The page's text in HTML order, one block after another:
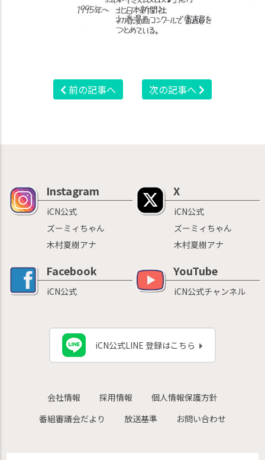
前の記事へ 次の記事へ
Instagram
iCN公式
ズーミィちゃん
木村夏樹アナ
X
iCN公式
ズーミィちゃん
木村夏樹アナ
Facebook
iCN公式
YouTube
iCN公式チャンネル
iCN公式LINE 登録はこちら
会社情報 採用情報
個人情報保護方針
番組審議会だより
放送基準 お問い合わせ